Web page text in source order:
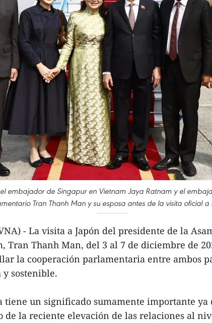
embajador de Singapur en Vietnam Jaya Ratnam y el
Tran Thanh Man y su esposa antes de la visita oficial
- La visita a Japón del presidente de la
Tran Thanh Man, del 3 al 7 de diciembre de
la cooperación parlamentaria entre ambos
y sostenible.
tiene un significado sumamente importante ya
de la reciente elevación de las relaciones al